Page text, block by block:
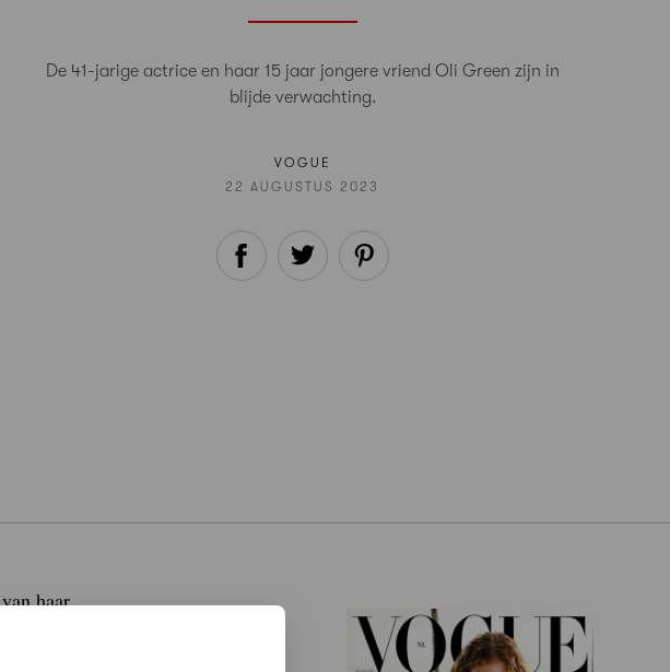
De 41-jarige actrice en haar 15 jaar jongere vriend Oli Green zijn in
blijde verwachting.
VOGUE
22 AUGUSTUS 2023
haar
tijdens